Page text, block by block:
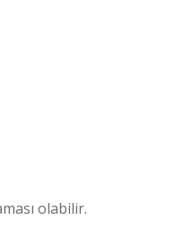
olabilir.